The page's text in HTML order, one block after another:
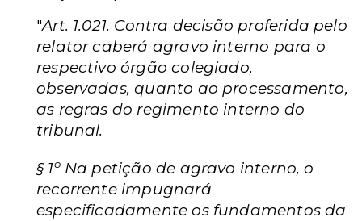
"Art. 1.021. Contra decisão proferida pelo
relator caberá agravo interno para o
respectivo órgão colegiado,
observadas, quanto ao processamento,
as regras do regimento interno do
tribunal.
§ 1oNa petição de agravo interno, o
recorrente impugnará
especificadamente os fundamentos da